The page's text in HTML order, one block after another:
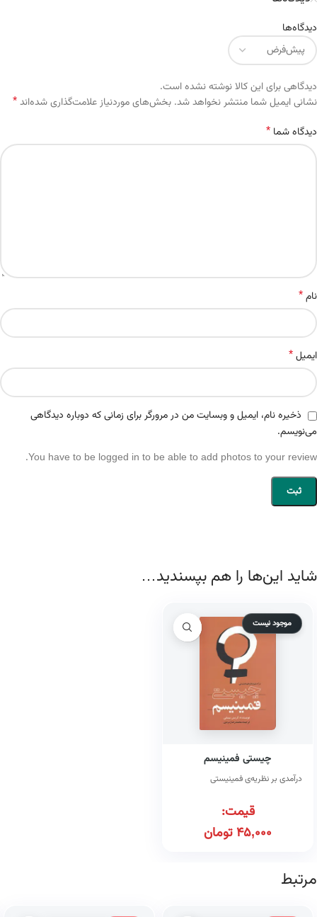
دیدگاه‌ها
دیدگاهی برای این کالا نوشته نشده است.
نشانی ایمیل شما منتشر نخواهد شد. بخش‌های موردنیاز علامت‌گذاری شده‌اند*
دیدگاه شما *
نام*
ایمیل*
ذخیره نام، ایمیل و وبسایت من در مرورگر برای زمانی که دوباره دیدگاهی
می‌نویسم.
You have to be logged in to be able to add photos to your review.
Alternative:
شاید این‌ها را هم بپسندید…
موجود نیست
چیستی فمینیسم
درآمدی بر نظریه‌ی فمینیستی
قیمت:
45,000تومان
مرتبط